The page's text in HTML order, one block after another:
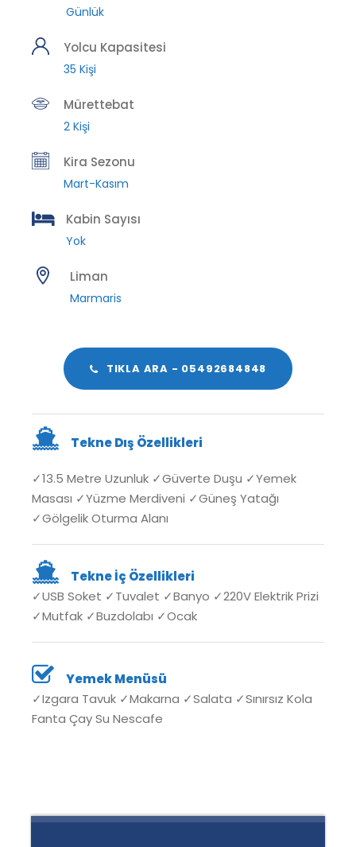
Günlük
Yolcu Kapasitesi
35 Kişi
Mürettebat
2 Kişi
Kira Sezonu
Mart-Kasım
Kabin Sayısı
Yok
Liman
Marmaris
TIKLA ARA - 05492684848
Tekne Dış Özellikleri
✓13.5 Metre Uzunluk ✓Güverte Duşu ✓Yemek
Masası ✓Yüzme Merdiveni ✓Güneş Yatağı
✓Gölgelik Oturma Alanı
Tekne İç Özellikleri
✓USB Soket ✓Tuvalet ✓Banyo ✓220V Elektrik Prizi
✓Mutfak ✓Buzdolabı ✓Ocak
Yemek Menüsü
✓Izgara Tavuk ✓Makarna ✓Salata ✓Sınırsız Kola
Fanta Çay Su Nescafe